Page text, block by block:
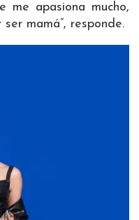
me apasiona mucho,
mamá”, responde.